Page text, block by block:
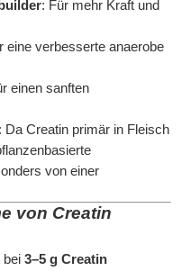
: Für mehr Kraft und
eine verbesserte anaerobe
einen sanften
: Da Creatin primär in Fleisch
von einer
von Creatin
bei 3–5 g Creatin